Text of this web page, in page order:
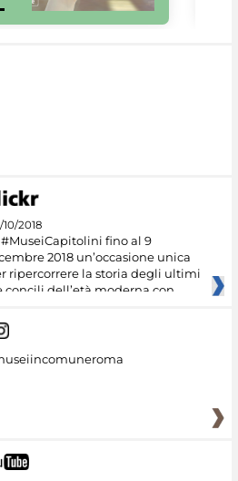
2018
fino al 9
2018 un’occasione unica
ripercorrere la storia degli ultimi
concili dell’età moderna con